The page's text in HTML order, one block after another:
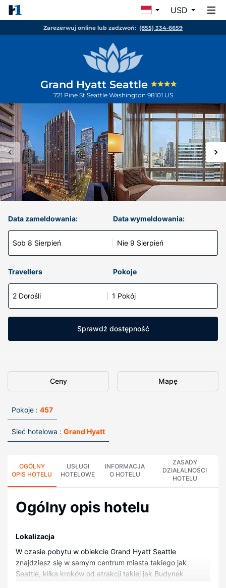
USD
Zarezerwuj online lub zadzwoń: (855) 334-6659
Grand Hyatt Seattle
721 Pine St Seattle Washington 98101 US
Data zameldowania:
Sob 8 Sierpień
Data wymeldowania:
Nie 9 Sierpień
Travellers Pokoje
2 Dorośli 1 Pokój
Sprawdź dostępność
Ceny Mapę
Pokoje : 457
Sieć hotelowa : Grand Hyatt
OGÓLNY
OPIS HOTELU
USŁUGI
HOTELOWE
INFORMACJA
O HOTELU
ZASADY
DZIAŁALNOŚCI
HOTELU
Ogólny opis hotelu
Lokalizacja
W czasie pobytu w obiekcie Grand Hyatt Seattle
znajdziesz się w samym centrum miasta takiego jak
Seattle, kilka kroków od atrakcji takiej jak Budynek